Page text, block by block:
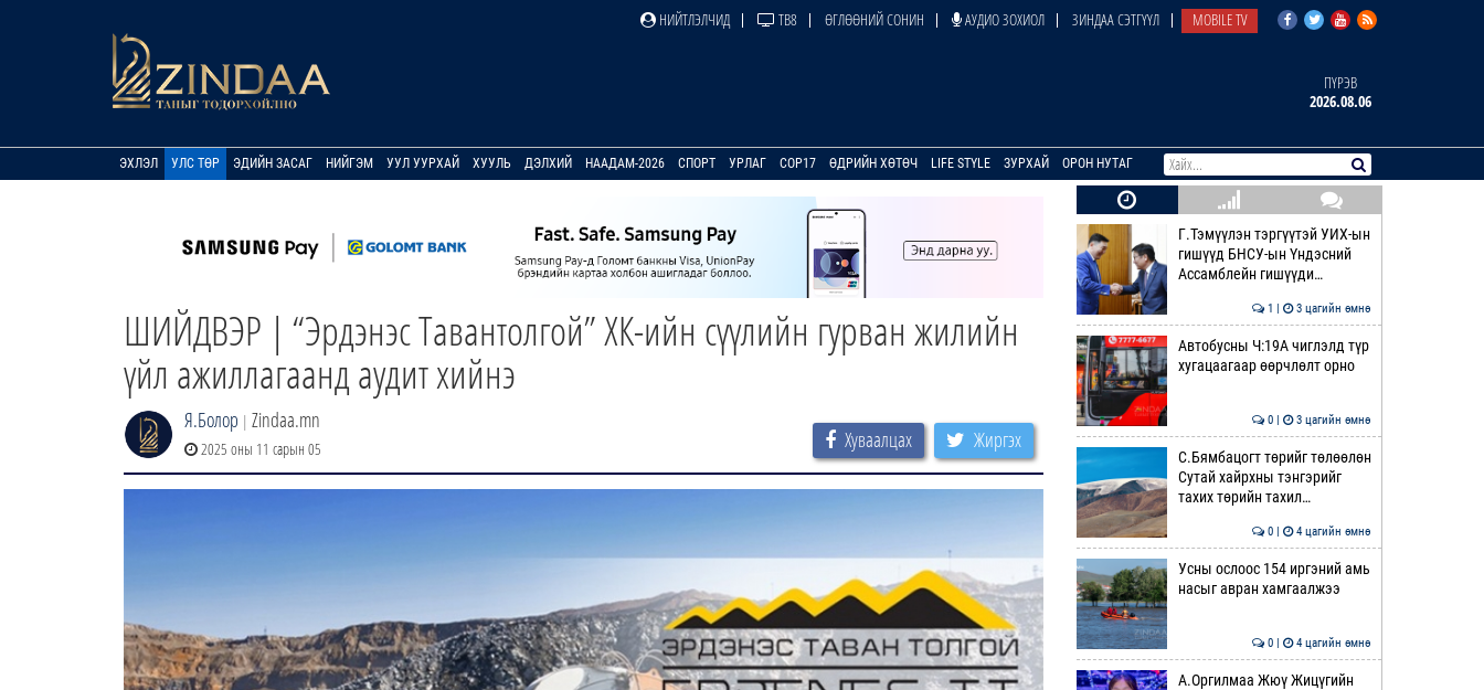
НИЙТЛЭЛЧИД ТВ8 ӨГЛӨӨНИЙ СОНИН АУДИО ЗОХИОЛ ЗИНДАА СЭТГҮҮЛ MOBILE TV
ПҮРЭВ
2026.08.06
ЭХЛЭЛ УЛС ТӨР ЭДИЙН ЗАСАГ НИЙГЭМ УУЛ УУРХАЙ ХУУЛЬ ДЭЛХИЙ НААДАМ-2026 СПОРТ УРЛАГ COP17 ӨДРИЙН ХӨТӨЧ LIFE STYLE ЗУРХАЙ ОРОН НУТАГ
ШИЙДВЭР | “Эрдэнэс Тавантолгой” ХК-ийн сүүлийн гурван жилийн
үйл ажиллагаанд аудит хийнэ
Я.Болор | Zindaa.mn
2025 оны 11 сарын 05 Хуваалцах Жиргэх
Г.Тэмүүлэн тэргүүтэй УИХ-ын
гишүүд БНСУ-ын Үндэсний
Ассамблейн гишүүди…
1 | 3 цагийн өмнө
Автобусны Ч:19А чиглэлд түр
хугацаагаар өөрчлөлт орно
0 | 3 цагийн өмнө
С.Бямбацогт төрийг төлөөлөн
Сутай хайрхны тэнгэрийг
тахих төрийн тахил…
0 | 4 цагийн өмнө
Усны ослоос 154 иргэний амь
насыг авран хамгаалжээ
0 | 4 цагийн өмнө
А.Оргилмаа Жюү Жицүгийн